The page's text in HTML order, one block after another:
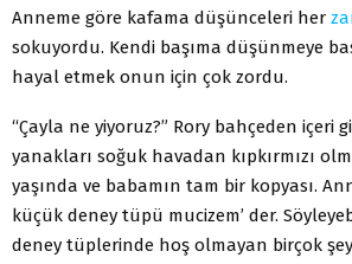
Anneme göre kafama düşünceleri her
sokuyordu. Kendi başıma düşünmeye
hayal etmek onun için çok zordu.
“Çayla ne yiyoruz?” Rory bahçeden içeri
yanakları soğuk havadan kıpkırmızı
yaşında ve babamın tam bir kopyası.
küçük deney tüpü mucizem’ der.
deney tüplerinde hoş olmayan birçok